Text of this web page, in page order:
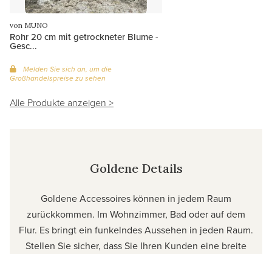
von MUNO
Rohr 20 cm mit getrockneter Blume -
Gesc...
Melden Sie sich an, um die
Großhandelspreise zu sehen
Alle Produkte anzeigen >
Goldene Details
Goldene Accessoires können in jedem Raum
zurückkommen. Im Wohnzimmer, Bad oder auf dem
Flur. Es bringt ein funkelndes Aussehen in jeden Raum.
Stellen Sie sicher, dass Sie Ihren Kunden eine breite